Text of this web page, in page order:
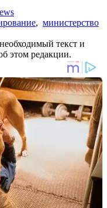
, министерство
текст и
этом редакции.